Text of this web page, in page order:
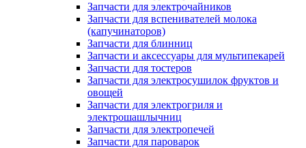
Запчасти для электрочайников
Запчасти для вспенивателей молока
(капучинаторов)
Запчасти для блинниц
Запчасти и аксессуары для мультипекарей
Запчасти для тостеров
Запчасти для электросушилок фруктов и
овощей
Запчасти для электрогриля и
электрошашлычниц
Запчасти для электропечей
Запчасти для пароварок